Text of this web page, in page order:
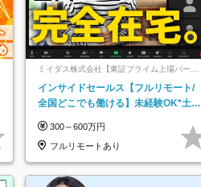
ミイダス株式会社【東証プライム上場パーソ
インサイドセールス【フルリモート/
全国どこでも働ける】未経験OK*土日
300～600万円
フルリモートあり